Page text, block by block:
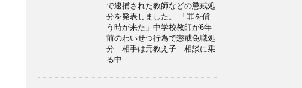
で逮捕された教師などの懲戒処
分を発表しました。 「罪を償
う時が来た」中学校教師が6年
前のわいせつ行為で懲戒免職処
分 相手は元教え子 相談に乗
る中 ...